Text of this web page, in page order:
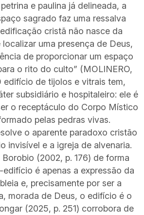
e paulina já delineada, a
sagrado faz uma ressalva
cristã não nasce da
uma presença de Deus,
de proporcionar um espaço
o rito do culto” (MOLINERO,
edifício de tijolos e vitrais tem,
subsidiário e hospitaleiro: ele é
o receptáculo do Corpo Místico
pelas pedras vivas.
o aparente paradoxo cristão
invisível e a igreja de alvenaria.
(2002, p. 176) de forma
edifício é apenas a expressão da
e, precisamente por ser a
morada de Deus, o edifício é o
(2025, p. 251) corrobora de